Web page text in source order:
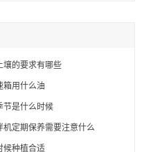
壤的要求有哪些
箱用什么油
节是什么时候
机定期保养需要注意什么
候种植合适